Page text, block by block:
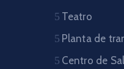
Teatro
Planta de
Centro de